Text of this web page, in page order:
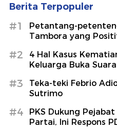
Berita Terpopuler
#1
Petantang-
Tambora yang
#2
4 Hal Kasus
Keluarga Buka Suara
#3
Teka-teki Febrio
Sutrimo
#4
PKS Dukung
Partai, Ini Respons